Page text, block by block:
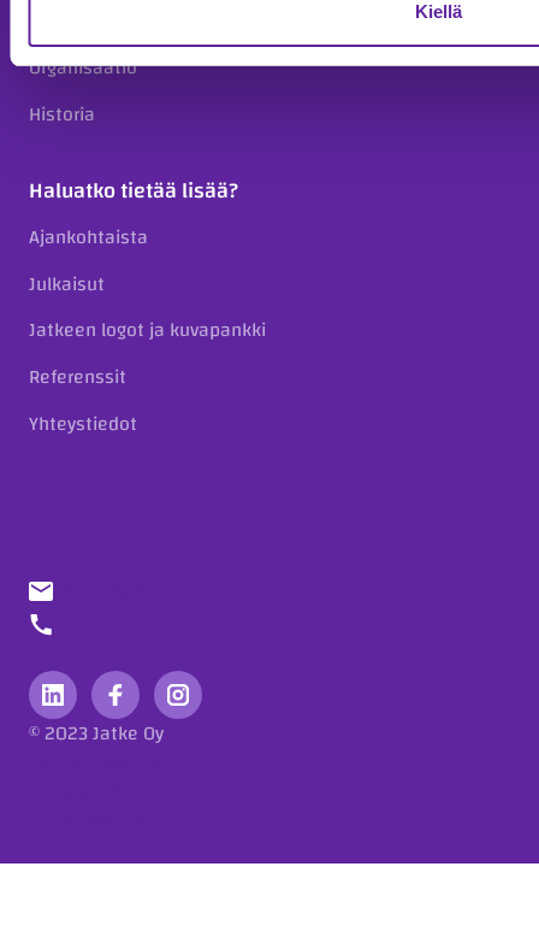
Kiellä
Organisaatio
Historia
Haluatko tietää lisää?
Ajankohtaista
Julkaisut
Jatkeen logot ja kuvapankki
Referenssit
Yhteystiedot
© 2023 Jatke Oy